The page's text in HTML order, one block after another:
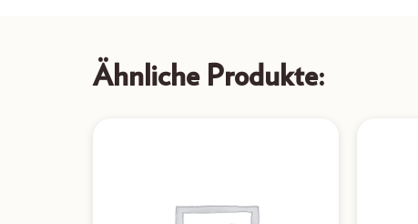
Ähnliche Produkte: